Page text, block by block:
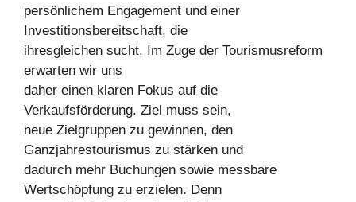
persönlichem Engagement und einer
Investitionsbereitschaft, die
ihresgleichen sucht. Im Zuge der Tourismusreform
erwarten wir uns
daher einen klaren Fokus auf die
Verkaufsförderung. Ziel muss sein,
neue Zielgruppen zu gewinnen, den
Ganzjahrestourismus zu stärken und
dadurch mehr Buchungen sowie messbare
Wertschöpfung zu erzielen. Denn